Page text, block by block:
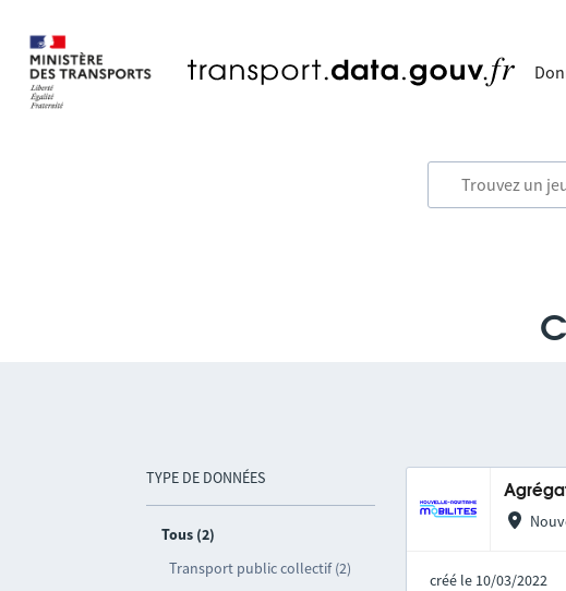
TYPE DE DONNÉES
Tous (2)
Transport public collectif (2)
créé le 10/03/2022